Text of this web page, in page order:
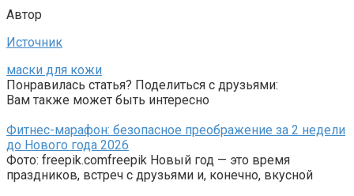
Автор
Источник
маски для кожи
Понравилась статья? Поделиться с друзьями:
Вам также может быть интересно
Фитнес-марафон: безопасное преображение за 2 недели
до Нового года 2026
Фото: freepik.comfreepik Новый год — это время
праздников, встреч с друзьями и, конечно, вкусной